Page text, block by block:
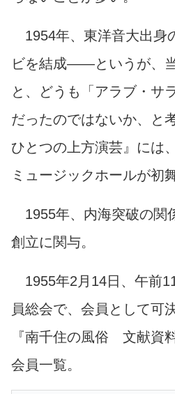
1954年、東洋音大出身
ビを結成――というが、
と、どうも「アラブ・サ
だったのではないか、と
ひとつの上方演芸』には
ミュージックホールが初
1955年、内海突破の関
創立に関与。
1955年2月14日、午前
員総会で、会員として可
『南千住の風俗 文献資
会員一覧。